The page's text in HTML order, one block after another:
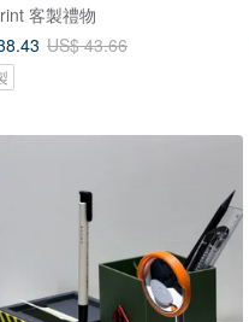
客製禮物
US$ 43.66